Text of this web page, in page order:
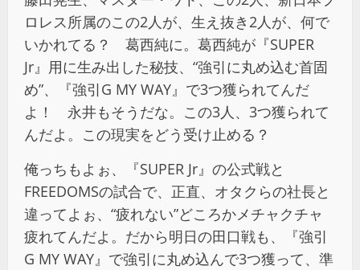
ロレス所属のこの2人が、生え抜き2人が、何で
いかれてる？ 葛西純に。葛西純が『SUPER
Jr』用に生み出した秘技、“強引に丸め込む首固
め”、『強引G MY WAY』で3つ獲られてんだ
よ！ 永井もそうだな。この3人、3つ獲られて
んだよ。この現実をどう受け止める？
俺っちもよぉ、『SUPER Jr』の公式戦と
FREEDOMSの試合で、正直、オタクらの社長と
違ってよぉ、“疲れない”どころかメチャクチャ
疲れてんだよ。だから明日の田口戦も、『強引
G MY WAY』で強引に丸め込んで3つ獲って、準